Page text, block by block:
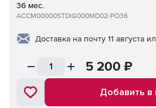
36 мес.
ACCM00000STDIG000MD02-PO36
Доставка на почту 11 августа
5 200 ₽
Добавить в